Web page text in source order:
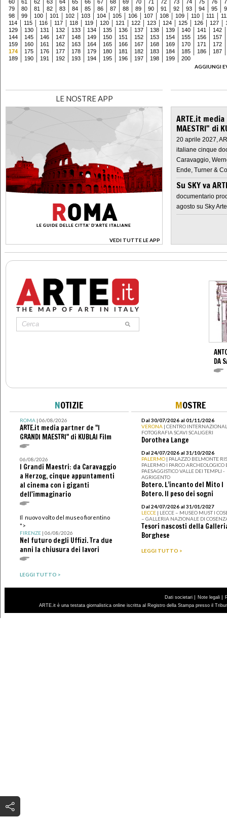
60 61 62 63 64 65 66 67 68 69 70 71 72 73 74 75 76
79
80 81 82 83 84 85 86 87 88 89 90 91 92 93 94 95
98
99 100 101 102 103 104 105 106 107 108 109 110 111
114
115 116 117 118 119 120 121 122 123 124 125 126 127
129
130 131 132 133 134 135 136 137 138 139 140 141
142
144
145 146 147 148 149 150 151 152 153 154 155 156
157
159
160 161 162 163 164 165 166 167 168 169 170 171
172
174
175 176 177 178 179 180 181 182 183 184 185 186
187
189
190 191 192 193 194 195 196 197 198 199
200
AGGIUNGI
LE NOSTRE APP
VEDI TUTTE LE APP
>
ARTE.it
MAESTRI" di
20 aprile 2027,
italiane cinque
Caravaggio,
Ende, Turner &
Su SKY va
documentario
agosto su Sky Arte
DA
NOTIZIE
ROMA| 06/08/2026
ARTE.it media partner de "I
GRANDI MAESTRI" di KUBLAI Film
06/08/2026
I Grandi Maestri: da Caravaggio
a Herzog, cinque appuntamenti
al cinema con i giganti
dell'immaginario
Il nuovo volto del museo fiorentino
">
FIRENZE| 06/08/2026
Nel futuro degli Uffizi. Tra due
anni la chiusura dei lavori
LEGGI TUTTO >
MOSTRE
Dal 30/07/2026 al 01/11/2026
VERONA | CENTRO
FOTOGRAFIA SCAVI SCALIGERI
Dorothea Lange
Dal 24/07/2026 al 31/10/2026
PALERMO | PALAZZO BELMONTE
PALERMO I PARCO ARCHEOLOGICO
PAESAGGISTICO VALLE DEI TEMPLI -
AGRIGENTO
Botero. L’incanto del Mito I
Botero. Il peso dei sogni
Dal 24/07/2026 al 31/01/2027
LECCE | LECCE – MUSEO MUST I
– GALLERIA NAZIONALE DI
Tesori nascosti della
Borghese
LEGGI TUTTO >
Dati societari | Note legali |
ARTE.it è una testata giornalistica online iscritta al Registro della Stampa presso il